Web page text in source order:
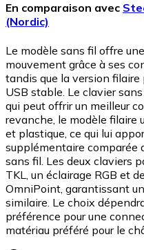
En comparaison avec
(Nordic)
Le modèle sans fil offre
mouvement grâce à ses
tandis que la version
USB stable. Le clavier
qui peut offrir un meilleur
revanche, le modèle filaire
et plastique, ce qui lui
supplémentaire comparée
sans fil. Les deux claviers
TKL, un éclairage RGB et
OmniPoint, garantissant
similaire. Le choix
préférence pour une
matériau préféré pour le